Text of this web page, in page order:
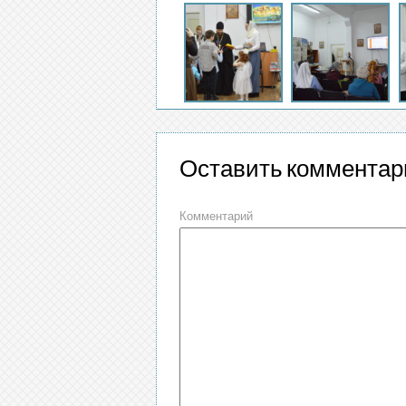
Оставить
Комментарий